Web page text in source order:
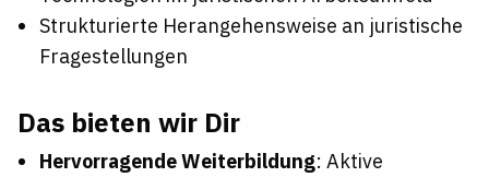
Strukturierte Herangehensweise an juristische
Fragestellungen
Das bieten wir Dir
Hervorragende Weiterbildung: Aktive